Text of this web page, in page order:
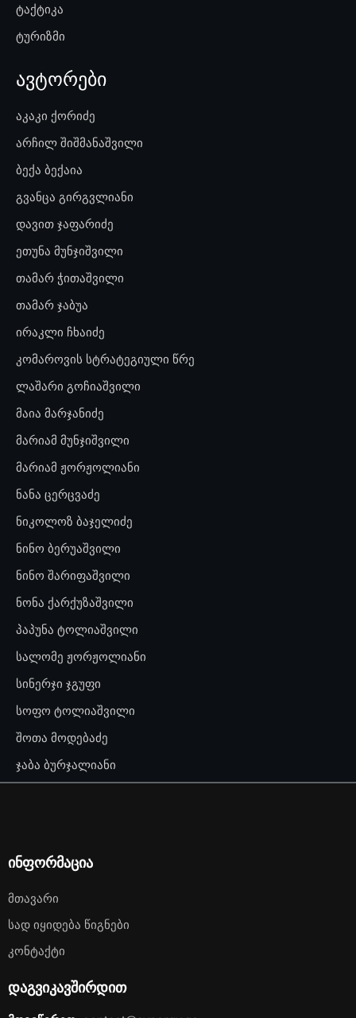
ტაქტიკა
ტურიზმი
ავტორები
აკაკი ქორიძე
არჩილ შიშმანაშვილი
ბექა ბექაია
გვანცა გირგვლიანი
დავით ჯაფარიძე
ეთუნა მუნჯიშვილი
თამარ ჭითაშვილი
თამარ ჯაბუა
ირაკლი ჩხაიძე
კომაროვის სტრატეგიული წრე
ლაშარი გოჩიაშვილი
მაია მარჯანიძე
მარიამ მუნჯიშვილი
მარიამ ჟორჟოლიანი
ნანა ცერცვაძე
ნიკოლოზ ბაჯელიძე
ნინო ბერუაშვილი
ნინო შარიფაშვილი
ნონა ქარქუზაშვილი
პაპუნა ტოლიაშვილი
სალომე ჟორჟოლიანი
სინერჯი ჯგუფი
სოფო ტოლიაშვილი
შოთა მოდებაძე
ჯაბა ბურჯალიანი
ინფორმაცია
Მთავარი
Სად Იყიდება Წიგნები
Კონტაქტი
დაგვიკავშირდით